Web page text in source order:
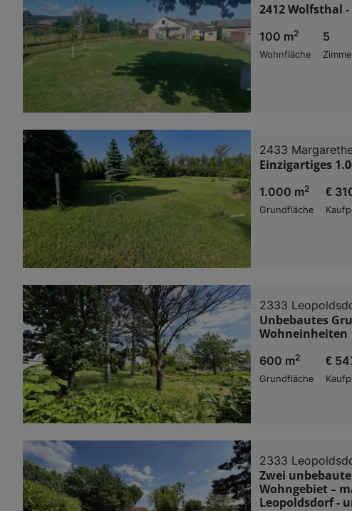
2412 Wolfsthal
100 m2
Wohnfläche
5
2433
Einzigartiges
1.000 m2
Grundfläche
€
2333
Unbebautes
Wohneinheiten
600 m2
Grundfläche
€
2333
Zwei
Wohngebiet –
Leopoldsdorf -